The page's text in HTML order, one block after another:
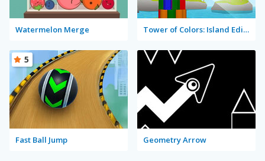
Watermelon Merge Tower of Colors: Island Edition
Fast Ball Jump
5
Geometry Arrow